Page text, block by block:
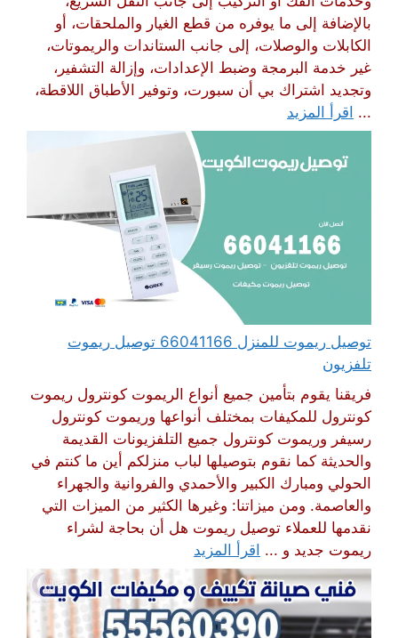
بالإضافة إلى ما يوفره من قطع الغيار والملحقات، أو
الكابلات والوصلات، إلى جانب الستاندات والريموتات،
غير خدمة البرمجة وضبط الإعدادات، وإزالة التشفير،
وتجديد اشتراك بي أن سبورت، وتوفير الأطباق اللاقطة،
... اقرأ المزيد
توصيل ريموت للمنزل 66041166 توصيل ريموت
تلفزيون
فريقنا يقوم بتأمين جميع أنواع الريموت كونترول ريموت
كونترول للمكيفات بمختلف أنواعها وريموت كونترول
رسيفر وريموت كونترول جميع التلفزيونات القديمة
والحديثة كما نقوم بتوصيلها لباب منزلكم أين ما كنتم في
الحولي ومبارك الكبير والأحمدي والفروانية والجهراء
والعاصمة. ومن ميزاتنا: وغيرها الكثير من الميزات التي
نقدمها للعملاء توصيل ريموت هل أن بحاجة لشراء
ريموت جديد و ... اقرأ المزيد